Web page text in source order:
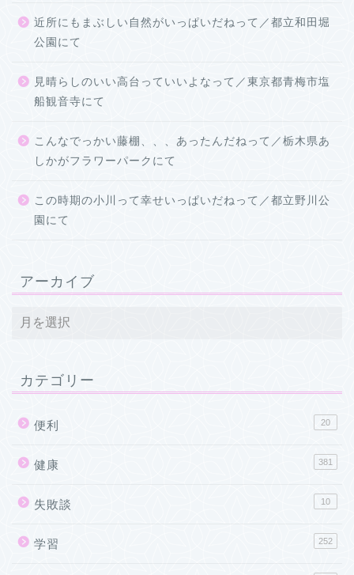
近所にもまぶしい自然がいっぱいだねって／都立和田堀
公園にて
見晴らしのいい高台っていいよなって／東京都青梅市塩
船観音寺にて
こんなでっかい藤棚、、、あったんだねって／栃木県あ
しかがフラワーパークにて
この時期の小川って幸せいっぱいだねって／都立野川公
園にて
アーカイブ
カテゴリー
便利 20
健康 381
失敗談 10
学習 252